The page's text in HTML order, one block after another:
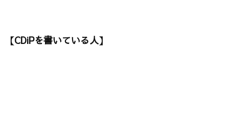
【CDiPを書いている人】